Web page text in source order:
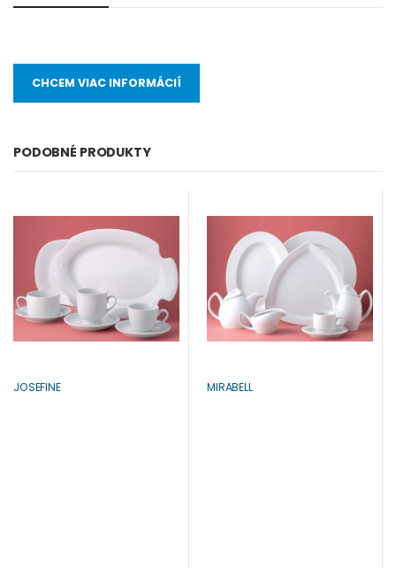
CHCEM VIAC INFORMÁCIÍ
PODOBNÉ PRODUKTY
JOSEFINE MIRABELL